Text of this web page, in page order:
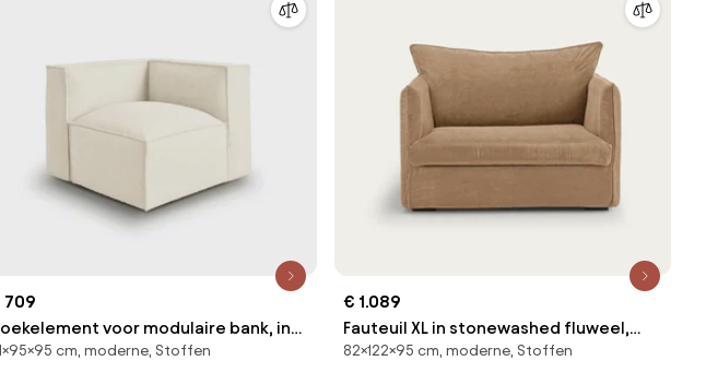
709
voor modulaire bank, in
Seven
cm, moderne, Stoffen
€ 1.089
Fauteuil XL in stonewashed fluweel,
Neo Chiquito
82×122×95 cm, moderne, Stoffen